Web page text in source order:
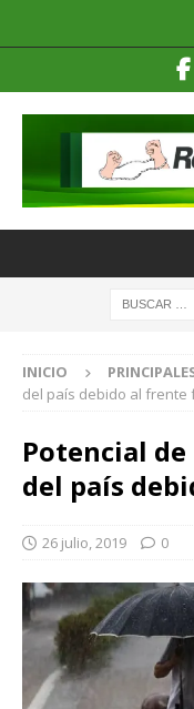
INICIO
del país debido al frente
Potencial
del país
26 julio, 2019 0